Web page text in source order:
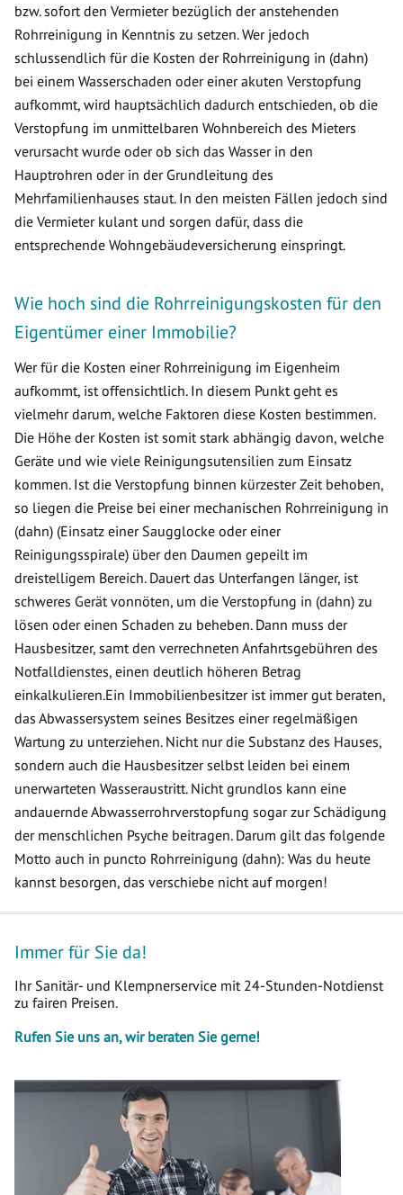
bzw. sofort den Vermieter bezüglich der anstehenden
Rohrreinigung in Kenntnis zu setzen. Wer jedoch
schlussendlich für die Kosten der Rohrreinigung in (dahn)
bei einem Wasserschaden oder einer akuten Verstopfung
aufkommt, wird hauptsächlich dadurch entschieden, ob die
Verstopfung im unmittelbaren Wohnbereich des Mieters
verursacht wurde oder ob sich das Wasser in den
Hauptrohren oder in der Grundleitung des
Mehrfamilienhauses staut. In den meisten Fällen jedoch sind
die Vermieter kulant und sorgen dafür, dass die
entsprechende Wohngebäudeversicherung einspringt.
Wie hoch sind die Rohrreinigungskosten für den
Eigentümer einer Immobilie?
Wer für die Kosten einer Rohrreinigung im Eigenheim
aufkommt, ist offensichtlich. In diesem Punkt geht es
vielmehr darum, welche Faktoren diese Kosten bestimmen.
Die Höhe der Kosten ist somit stark abhängig davon, welche
Geräte und wie viele Reinigungsutensilien zum Einsatz
kommen. Ist die Verstopfung binnen kürzester Zeit behoben,
so liegen die Preise bei einer mechanischen Rohrreinigung in
(dahn) (Einsatz einer Saugglocke oder einer
Reinigungsspirale) über den Daumen gepeilt im
dreistelligem Bereich. Dauert das Unterfangen länger, ist
schweres Gerät vonnöten, um die Verstopfung in (dahn) zu
lösen oder einen Schaden zu beheben. Dann muss der
Hausbesitzer, samt den verrechneten Anfahrtsgebühren des
Notfalldienstes, einen deutlich höheren Betrag
einkalkulieren.Ein Immobilienbesitzer ist immer gut beraten,
das Abwassersystem seines Besitzes einer regelmäßigen
Wartung zu unterziehen. Nicht nur die Substanz des Hauses,
sondern auch die Hausbesitzer selbst leiden bei einem
unerwarteten Wasseraustritt. Nicht grundlos kann eine
andauernde Abwasserrohrverstopfung sogar zur Schädigung
der menschlichen Psyche beitragen. Darum gilt das folgende
Motto auch in puncto Rohrreinigung (dahn): Was du heute
kannst besorgen, das verschiebe nicht auf morgen!
Immer für Sie da!
Ihr Sanitär- und Klempnerservice mit 24-Stunden-Notdienst
zu fairen Preisen.
Rufen Sie uns an, wir beraten Sie gerne!